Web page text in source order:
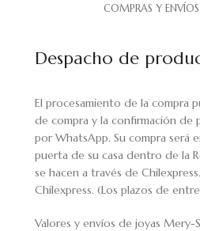
COMPRAS Y ENVÍOS
Despacho de
El procesamiento de la compra
de compra y la confirmación de
por WhatsApp. Su compra será
puerta de su casa dentro de la
se hacen a través de
Chilexpress. (Los plazos de
Valores y envíos de joyas Mery-